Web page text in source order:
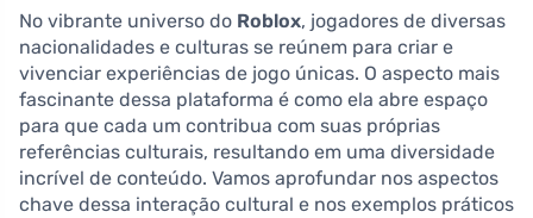
No vibrante universo do Roblox, jogadores de diversas
nacionalidades e culturas se reúnem para criar e
vivenciar experiências de jogo únicas. O aspecto mais
fascinante dessa plataforma é como ela abre espaço
para que cada um contribua com suas próprias
referências culturais, resultando em uma diversidade
incrível de conteúdo. Vamos aprofundar nos aspectos
chave dessa interação cultural e nos exemplos práticos